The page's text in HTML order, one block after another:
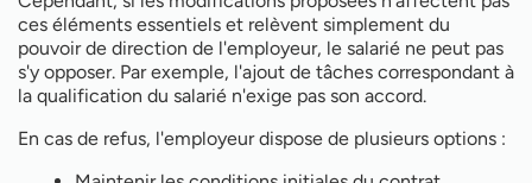
ces éléments essentiels et relèvent simplement du
pouvoir de direction de l'employeur, le salarié ne peut pas
s'y opposer. Par exemple, l'ajout de tâches correspondant à
la qualification du salarié n'exige pas son accord.
En cas de refus, l'employeur dispose de plusieurs options :